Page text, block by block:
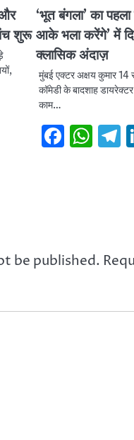
शुरू
‘भूत बंगला’ का पहला
आके भला करेंगे’ में
क्लासिक अंदाज़
मुंबई एक्टर अक्षय कुमार 14
कॉमेडी के बादशाह
काम…
be published.